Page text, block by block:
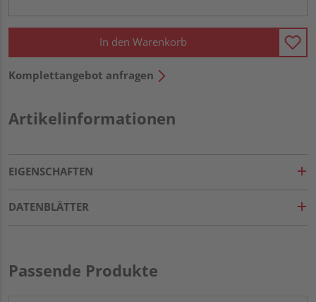
In den Warenkorb
Komplettangebot anfragen
Artikelinformationen
EIGENSCHAFTEN
DATENBLÄTTER
Passende Produkte